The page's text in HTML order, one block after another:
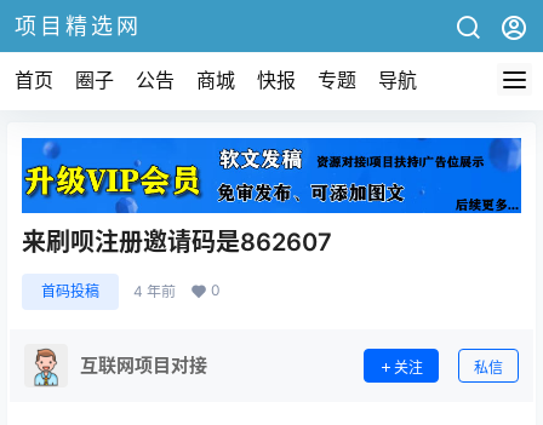
项目精选网
首页 圈子 公告 商城 快报 专题 导航
来刷呗注册邀请码是862607
首码投稿 4 年前 0
互联网项目对接 关注 私信